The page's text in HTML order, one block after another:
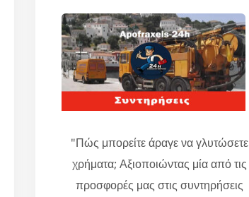
"Πώς μπορείτε άραγε να γλυτώσετε
χρήματα; Αξιοποιώντας μία από τις
προσφορές μας στις συντηρήσεις